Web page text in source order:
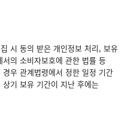
시 동의 받은 개인정보 처리, 보유
의 소비자보호에 관한 법률 등
우 관계법령에서 정한 일정 기간
기 보유 기간이 지난 후에는